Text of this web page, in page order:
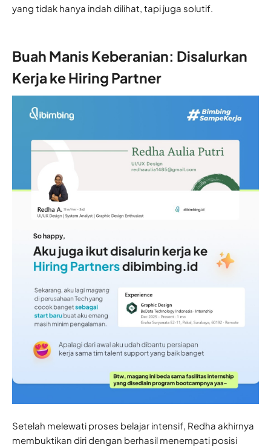
yang tidak hanya indah dilihat, tapi juga solutif.
Buah Manis Keberanian: Disalurkan
Kerja ke Hiring Partner
Setelah melewati proses belajar intensif, Redha akhirnya
membuktikan diri dengan berhasil menempati posisi